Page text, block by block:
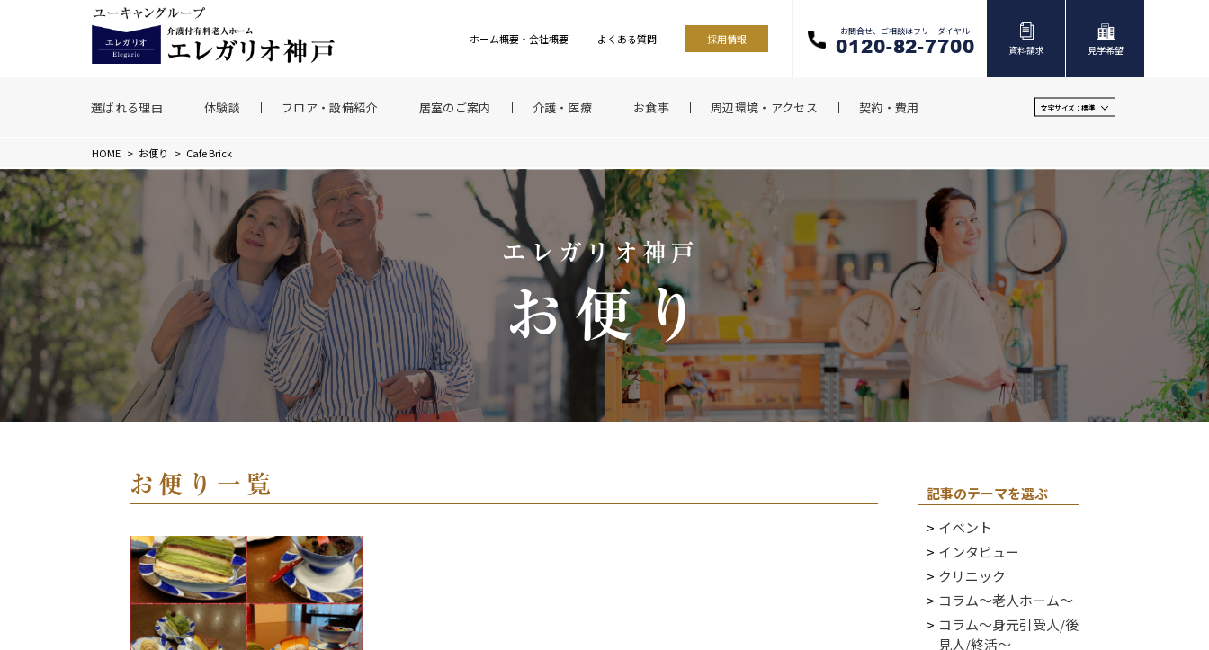
ホーム概要・会社概要 よくある質問 採用情報
お問合せ、ご相談はフリーダイヤル
0120-82-7700 資料請求 見学希望
選ばれる理由 体験談 フロア・設備紹介 居室のご案内 介護・医療 お食事 周辺環境・アクセス 契約・費用 文字サイズ： 標準
HOME > お便り > Cafe Brick
エレガリオ神戸
お便り
お便り一覧
記事のテーマを選ぶ
イベント
インタビュー
クリニック
コラム～老人ホーム～
コラム～身元引受人/後
見人/終活～